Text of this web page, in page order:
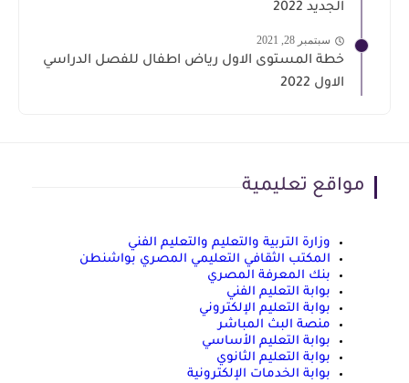
الجديد 2022
سبتمبر 28, 2021
خطة المستوى الاول رياض اطفال للفصل الدراسي
الاول 2022
مواقع تعليمية
وزارة التربية والتعليم والتعليم الفني
المكتب الثقافي التعليمي المصري بواشنطن
بنك المعرفة المصري
بوابة التعليم الفني
بوابة التعليم الإلكتروني
منصة البث المباشر
بوابة التعليم الأساسي
بوابة التعليم الثانوي
بوابة الخدمات الإلكترونية